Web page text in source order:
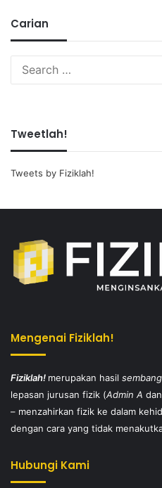
Carian
Tweetlah!
Tweets by Fiziklah!
Mengenai Fiziklah!
Fiziklah! merupakan hasil
lepasan jurusan fizik (Admin A dan
– menzahirkan fizik ke dalam
dengan cara yang tidak
Hubungi Kami